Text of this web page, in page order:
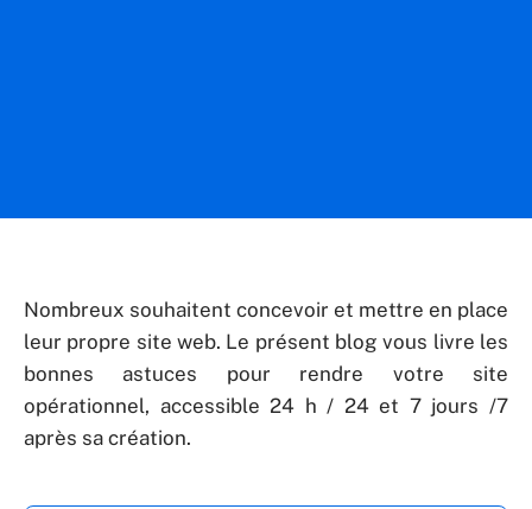
Nombreux souhaitent concevoir et mettre en place
leur propre site web. Le présent blog vous livre les
bonnes astuces pour rendre votre site
opérationnel, accessible 24 h / 24 et 7 jours /7
après sa création.